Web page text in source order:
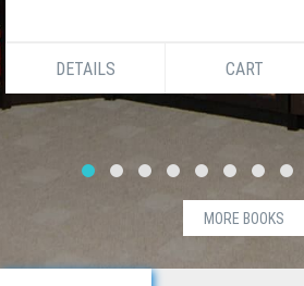
DETAILS CART
MORE BOOKS